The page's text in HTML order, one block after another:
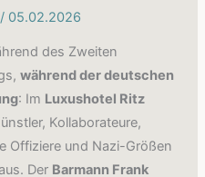
/ 05.02.2026
des Zweiten
während der deutschen
: Im Luxushotel Ritz
Kollaborateure,
Offiziere und Nazi-Größen
Der Barmann Frank